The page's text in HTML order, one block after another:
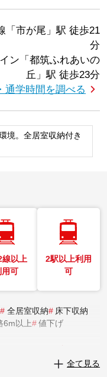
「市が尾」駅 徒歩21
分
ン「都筑ふれあいの
丘」駅 徒歩23分
通学時間を調べる
境。全居室収納付き
線以上
用可
2駅以上利用
可
# 全居室収納# 床下収納
6m以上# 値下げ
全て見る